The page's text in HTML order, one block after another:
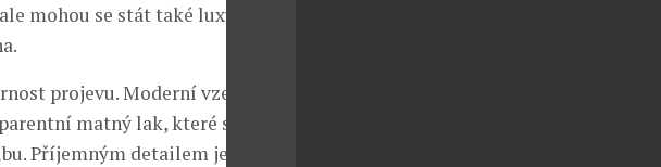
mohou se stát také luxusními
projevu. Moderní vzezření
matný lak, které si
Příjemným detailem je